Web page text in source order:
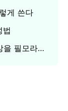
게 쓴다
법
실전 활용법 – Sora 스타일 AI 영상을 필모라에 적용하는 방법